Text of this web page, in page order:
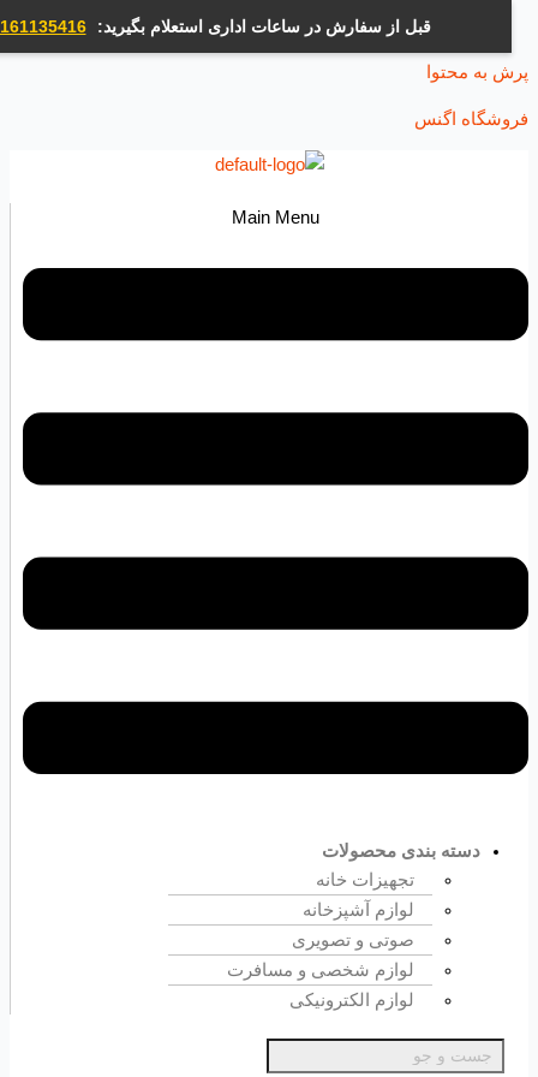
قبل از سفارش در ساعات اداری استعلام بگیرید: 09161135416
محتوا
اگنس
Main Menu
دسته بندی محصولات
تجهیزات خانه
لوازم آشپزخانه
صوتی و تصویری
لوازم شخصی و مسافرت
لوازم الکترونیکی